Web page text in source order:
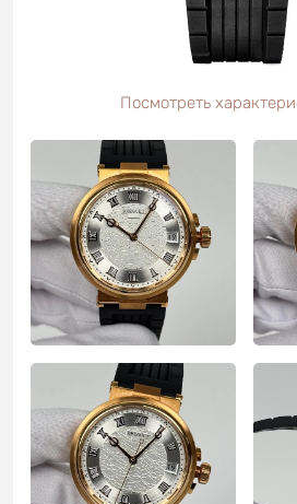
Посмотреть